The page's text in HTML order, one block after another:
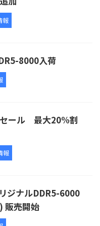
報
8000入荷
ール 最大20%割
報
ジナルDDR5-6000
販売開始